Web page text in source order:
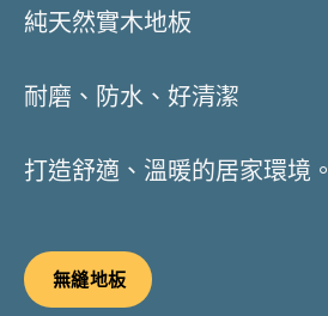
純天然實木地板
耐磨、防水、好清潔
打造舒適、溫暖的居家環境。
無縫地板